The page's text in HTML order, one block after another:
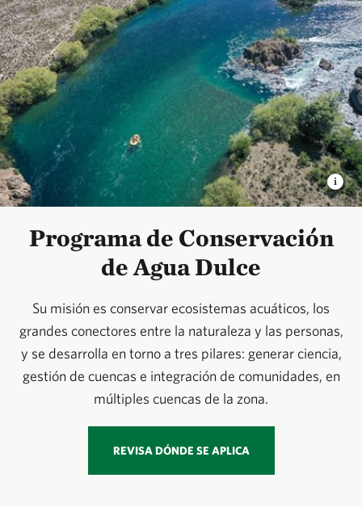
Programa de Conservación
de Agua Dulce
Su misión es conservar ecosistemas acuáticos, los
grandes conectores entre la naturaleza y las personas,
y se desarrolla en torno a tres pilares: generar ciencia,
gestión de cuencas e integración de comunidades, en
múltiples cuencas de la zona.
REVISA DÓNDE SE APLICA